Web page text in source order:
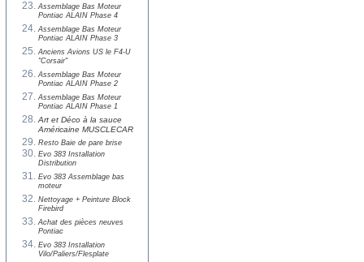
Assemblage Bas Moteur
Pontiac ALAIN Phase 4
Assemblage Bas Moteur
Pontiac ALAIN Phase 3
Anciens Avions US le F4-U
"Corsair"
Assemblage Bas Moteur
Pontiac ALAIN Phase 2
Assemblage Bas Moteur
Pontiac ALAIN Phase 1
Art et Déco à la sauce
Américaine MUSCLECAR
Resto Baie de pare brise
Evo 383 Installation
Distribution
Evo 383 Assemblage bas
moteur
Nettoyage + Peinture Block
Firebird
Achat des pièces neuves
Pontiac
Evo 383 Installation
Vilo/Paliers/Flesplate